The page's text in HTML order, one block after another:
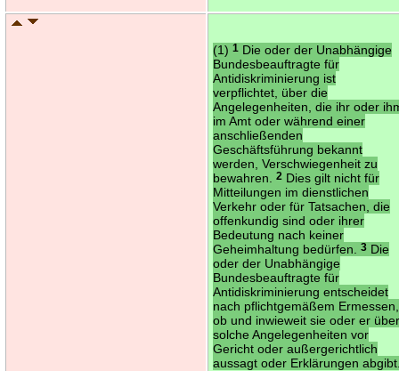
(1)1 Die oder der Unabhängige
Bundesbeauftragte für
Antidiskriminierung ist
verpflichtet, über die
Angelegenheiten, die ihr oder
im Amt oder während einer
anschließenden
Geschäftsführung bekannt
werden, Verschwiegenheit zu
bewahren.2 Dies gilt nicht für
Mitteilungen im dienstlichen
Verkehr oder für Tatsachen, die
offenkundig sind oder ihrer
Bedeutung nach keiner
Geheimhaltung bedürfen.3 Die
oder der Unabhängige
Bundesbeauftragte für
Antidiskriminierung entscheidet
nach pflichtgemäßem Ermessen,
ob und inwieweit sie oder er
solche Angelegenheiten vor
Gericht oder außergerichtlich
aussagt oder Erklärungen